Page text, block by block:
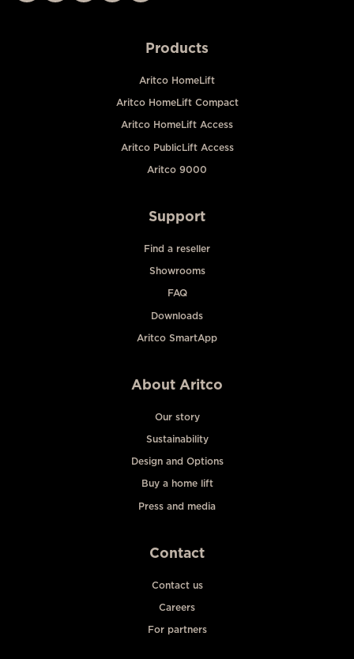
Products
Aritco HomeLift
Aritco HomeLift Compact
Aritco HomeLift Access
Aritco PublicLift Access
Aritco 9000
Support
Find a reseller
Showrooms
FAQ
Downloads
Aritco SmartApp
About Aritco
Our story
Sustainability
Design and Options
Buy a home lift
Press and media
Contact
Contact us
Careers
For partners